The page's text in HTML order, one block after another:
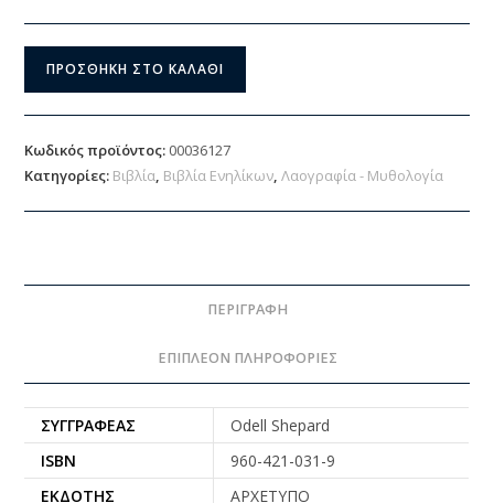
ΠΡΟΣΘΉΚΗ ΣΤΟ ΚΑΛΆΘΙ
Κωδικός προϊόντος: 00036127
Κατηγορίες: Βιβλία, Βιβλία Ενηλίκων,Λαογραφία - Μυθολογία
ΠΕΡΙΓΡΑΦΉ
ΕΠΙΠΛΈΟΝ ΠΛΗΡΟΦΟΡΊΕΣ
ΣΥΓΓΡΑΦΈΑΣ
Odell Shepard
ISBN
960-421-031-9
ΕΚΔΌΤΗΣ
ΑΡΧΕΤΥΠΟ